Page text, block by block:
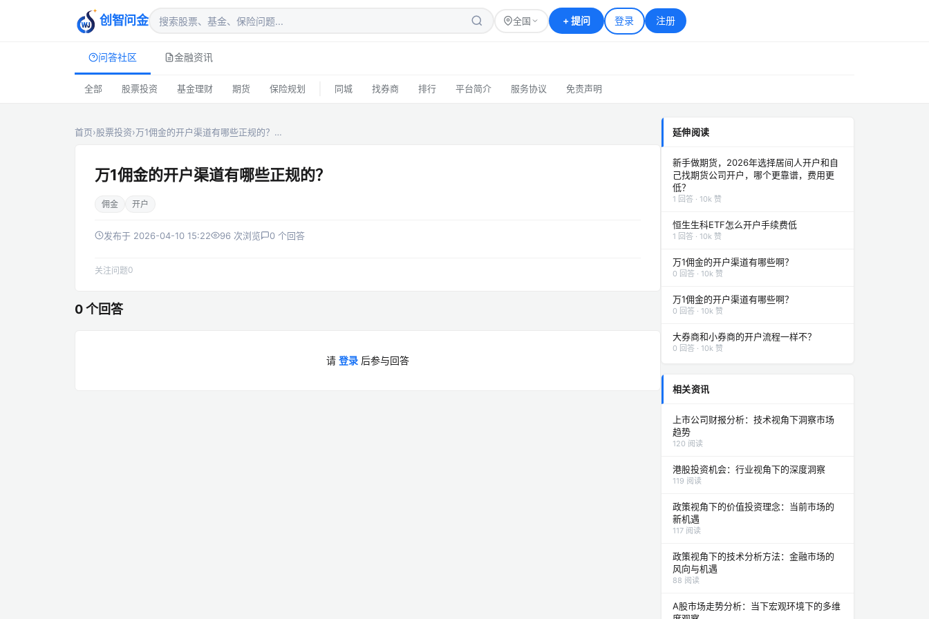
创智问金 全国 +提问 登录 注册
问答社区 金融资讯
全部 股票投资 基金理财 期货 保险规划 同城 找券商 排行 平台简介 服务协议 免责声明
首页›股票投资›万1佣金的开户渠道有哪些正规的？…
万1佣金的开户渠道有哪些正规的？
佣金 开户
发布于 2026-04-10 15:22 96 次浏览 0 个回答
关注问题0
0 个回答
请 登录 后参与回答
延伸阅读
新手做期货，2026年选择居间人开户和自
己找期货公司开户，哪个更靠谱，费用更
低？
1 回答 · 10k 赞
恒生生科ETF怎么开户手续费低
1 回答 · 10k 赞
万1佣金的开户渠道有哪些啊？
0 回答 · 10k 赞
万1佣金的开户渠道有哪些啊？
0 回答 · 10k 赞
大券商和小券商的开户流程一样不？
0 回答 · 10k 赞
相关资讯
上市公司财报分析：技术视角下洞察市场
趋势
120 阅读
港股投资机会：行业视角下的深度洞察
119 阅读
政策视角下的价值投资理念：当前市场的
新机遇
117 阅读
政策视角下的技术分析方法：金融市场的
风向与机遇
88 阅读
A股市场走势分析：当下宏观环境下的多维